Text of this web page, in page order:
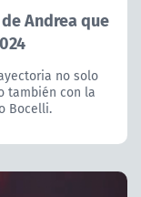
Andrea que
no solo
también con la
Bocelli.